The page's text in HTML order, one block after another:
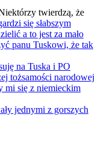
twierdzą, że
się słabszym
a to jest za mało
panu Tuskowi, że tak
na Tuska i PO
tożsamości narodowej
mi się z niemieckim
jednymi z gorszych